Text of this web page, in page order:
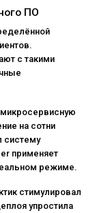
ПО
с такими
на сотни
систему
применяет
режиме.
стимулировал
упростила